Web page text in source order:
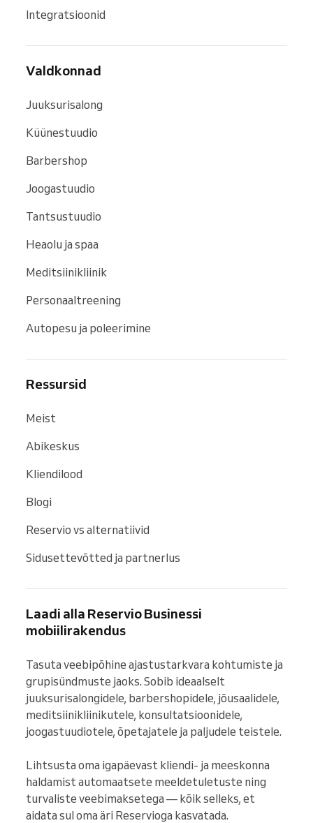
Integratsioonid
Valdkonnad
Juuksurisalong
Küünestuudio
Barbershop
Joogastuudio
Tantsustuudio
Heaolu ja spaa
Meditsiinikliinik
Personaaltreening
Autopesu ja poleerimine
Ressursid
Meist
Abikeskus
Kliendilood
Blogi
Reservio vs alternatiivid
Sidusettevõtted ja partnerlus
Laadi alla Reservio Businessi
mobiilirakendus
Tasuta veebipõhine ajastustarkvara kohtumiste ja
grupisündmuste jaoks. Sobib ideaalselt
juuksurisalongidele, barbershopidele, jõusaalidele,
meditsiinikliinikutele, konsultatsioonidele,
joogastuudiotele, õpetajatele ja paljudele teistele.
Lihtsusta oma igapäevast kliendi- ja meeskonna
haldamist automaatsete meeldetuletuste ning
turvaliste veebimaksetega — kõik selleks, et
aidata sul oma äri Reservioga kasvatada.